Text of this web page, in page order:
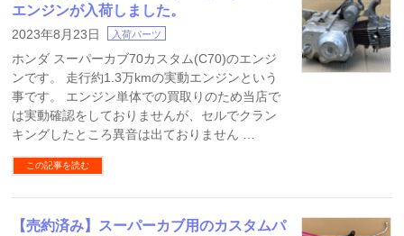
エンジンが入荷しました。
2023年8月23日 入荷パーツ
ホンダ スーパーカブ70カスタム(C70)のエンジ
ンです。 走行約1.3万kmの実動エンジンという
事です。 エンジン単体での買取りのため当店で
は実動確認をしておりませんが、セルでクラン
キングしたところ異音は出ておりません …
この記事を読む
【売約済み】スーパーカブ用のカスタムパ